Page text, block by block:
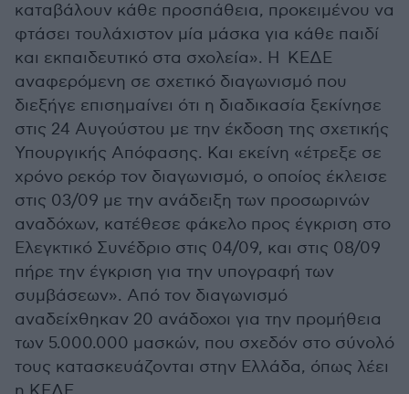
καταβάλουν κάθε προσπάθεια, προκειμένου να
φτάσει τουλάχιστον μία μάσκα για κάθε παιδί
και εκπαιδευτικό στα σχολεία». Η ΚΕΔΕ
αναφερόμενη σε σχετικό διαγωνισμό που
διεξήγε επισημαίνει ότι η διαδικασία ξεκίνησε
στις 24 Αυγούστου με την έκδοση της σχετικής
Υπουργικής Απόφασης. Και εκείνη «έτρεξε σε
χρόνο ρεκόρ τον διαγωνισμό, ο οποίος έκλεισε
στις 03/09 με την ανάδειξη των προσωρινών
αναδόχων, κατέθεσε φάκελο προς έγκριση στο
Ελεγκτικό Συνέδριο στις 04/09, και στις 08/09
πήρε την έγκριση για την υπογραφή των
συμβάσεων». Από τον διαγωνισμό
αναδείχθηκαν 20 ανάδοχοι για την προμήθεια
των 5.000.000 μασκών, που σχεδόν στο σύνολό
τους κατασκευάζονται στην Ελλάδα, όπως λέει